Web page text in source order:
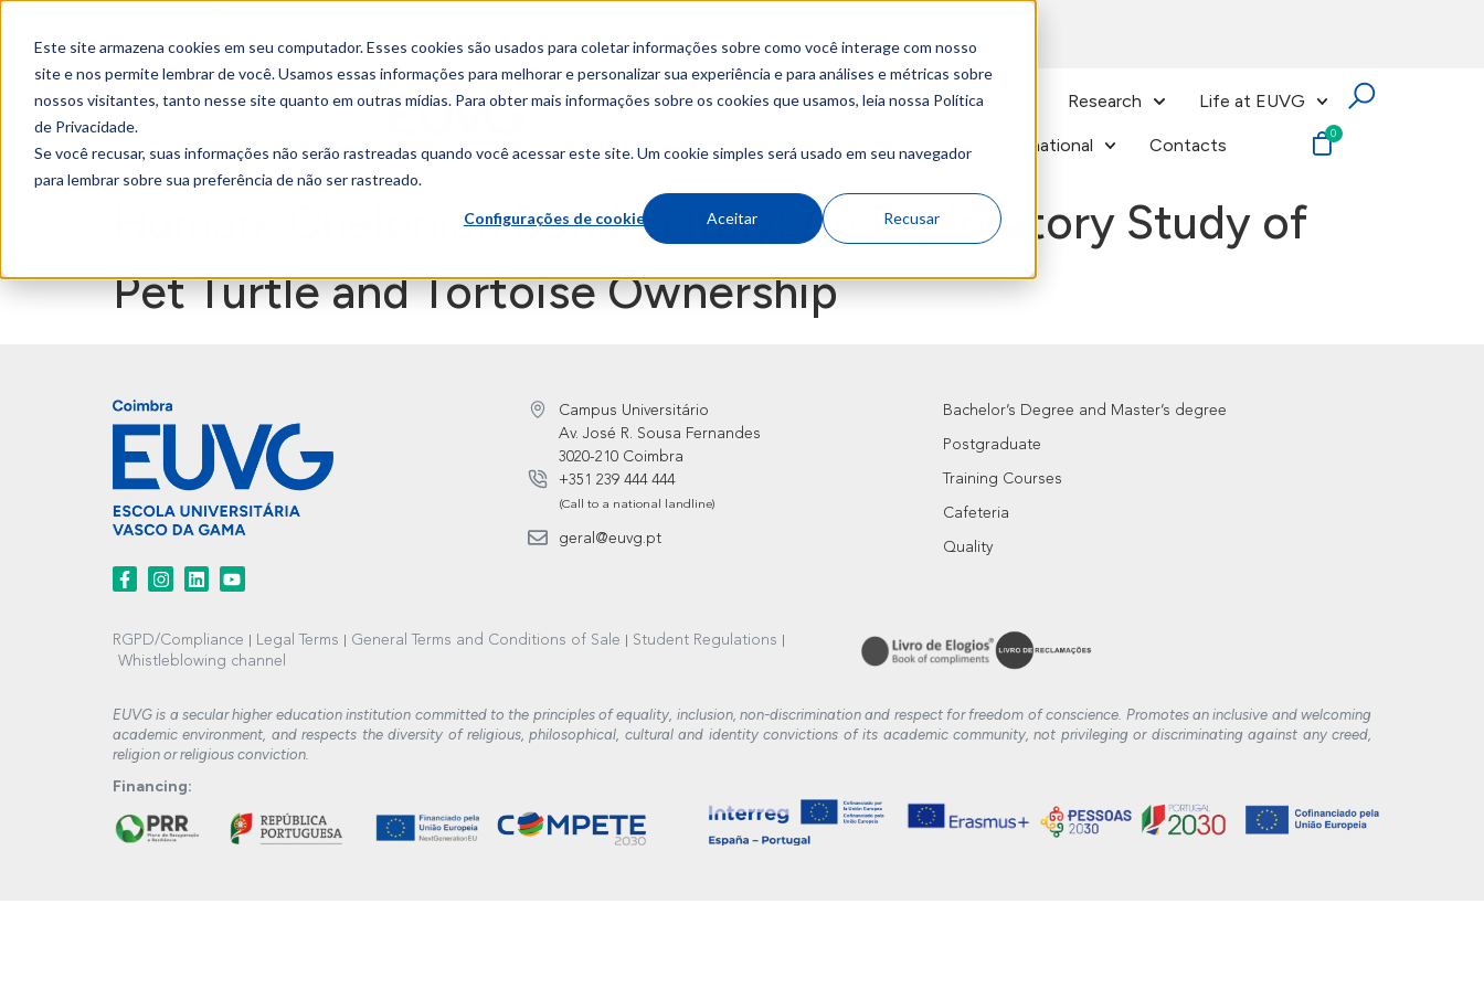
Este site armazena cookies em seu computador. Esses cookies são usados para coletar informações sobre como você interage com nosso
site e nos permite lembrar de você. Usamos essas informações para melhorar e personalizar sua experiência e para análises e métricas sobre
nossos visitantes, tanto nesse site quanto em outras mídias. Para obter mais informações sobre os cookies que usamos, leia nossa Política
de Privacidade.
Se você recusar, suas informações não serão rastreadas quando você acessar este site. Um cookie simples será usado em seu navegador
para lembrar sobre sua preferência de não ser rastreado.
Configurações de cookies Aceitar Recusar
About Courses Research Life at EUVG
International Contacts
Human–Chelonian Bond in Italy: An Exploratory Study of
Pet Turtle and Tortoise Ownership
Campus Universitário
Av. José R. Sousa Fernandes
3020-210 Coimbra
+351 239 444 444
(Call to a national landline)
geral@euvg.pt
Bachelor’s Degree and Master’s degree
Postgraduate
Training Courses
Cafeteria
Quality
RGPD/Compliance Legal Terms General Terms and Conditions of Sale
Student Regulations
Whistleblowing channel
EUVG is a secular higher education institution committed to the principles of equality, inclusion, non-discrimination and respect for freedom of conscience. Promotes an inclusive and welcoming
academic environment, and respects the diversity of religious, philosophical, cultural and identity convictions of its academic community, not privileging or discriminating against any creed,
religion or religious conviction.
Financing: